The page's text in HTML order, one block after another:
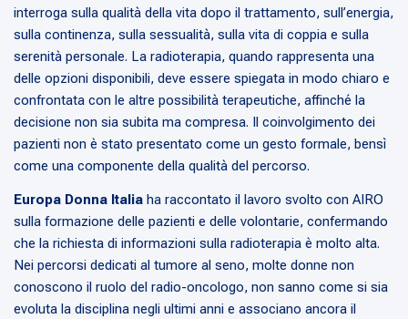
interroga sulla qualità della vita dopo il trattamento, sull’energia,
sulla continenza, sulla sessualità, sulla vita di coppia e sulla
serenità personale. La radioterapia, quando rappresenta una
delle opzioni disponibili, deve essere spiegata in modo chiaro e
confrontata con le altre possibilità terapeutiche, affinché la
decisione non sia subita ma compresa. Il coinvolgimento dei
pazienti non è stato presentato come un gesto formale, bensì
come una componente della qualità del percorso.
Europa Donna Italia ha raccontato il lavoro svolto con AIRO
sulla formazione delle pazienti e delle volontarie, confermando
che la richiesta di informazioni sulla radioterapia è molto alta.
Nei percorsi dedicati al tumore al seno, molte donne non
conoscono il ruolo del radio-oncologo, non sanno come si sia
evoluta la disciplina negli ultimi anni e associano ancora il